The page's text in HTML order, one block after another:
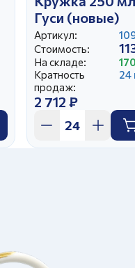
Гуси (новые)
Артикул:
Стоимость:
На складе:
Кратность
продаж:
24
2 712 ₽